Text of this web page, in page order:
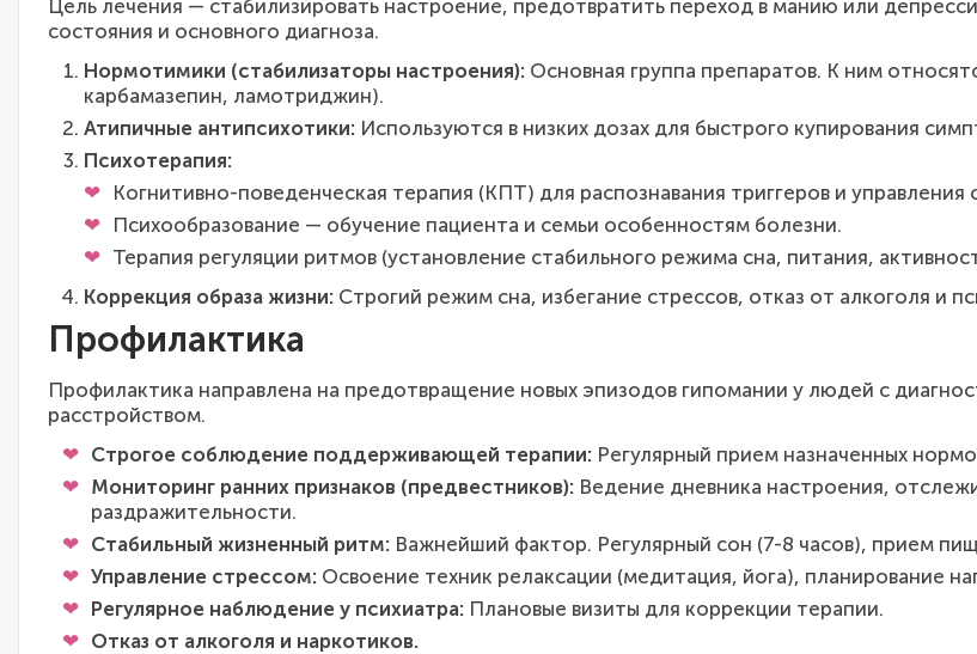
Цель лечения — стабилизировать настроение, предотвратить переход в манию или
состояния и основного диагноза.
Нормотимики (стабилизаторы настроения): Основная группа препаратов. К ним
карбамазепин, ламотриджин).
Атипичные антипсихотики: Используются в низких дозах для быстрого купирования
Психотерапия:
Когнитивно-поведенческая терапия (КПТ) для распознавания триггеров и
Психообразование — обучение пациента и семьи особенностям болезни.
Терапия регуляции ритмов (установление стабильного режима сна, питания,
Коррекция образа жизни: Строгий режим сна, избегание стрессов, отказ от алкоголя и
Профилактика
Профилактика направлена на предотвращение новых эпизодов гипомании у людей с
расстройством.
Строгое соблюдение поддерживающей терапии: Регулярный прием назначенных
Мониторинг ранних признаков (предвестников): Ведение дневника настроения,
раздражительности.
Стабильный жизненный ритм: Важнейший фактор. Регулярный сон (7-8 часов), прием
Управление стрессом: Освоение техник релаксации (медитация, йога), планирование
Регулярное наблюдение у психиатра: Плановые визиты для коррекции терапии.
Отказ от алкоголя и наркотиков.